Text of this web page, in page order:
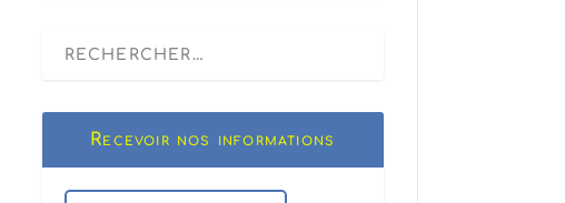
Recevoir nos informations